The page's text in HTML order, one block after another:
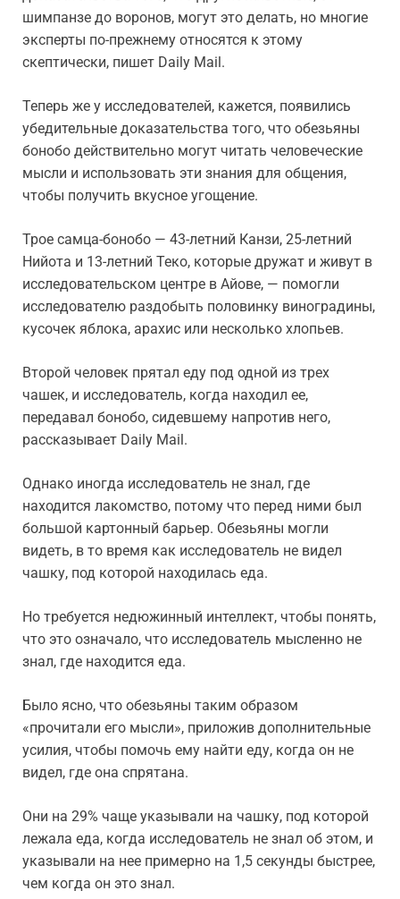
шимпанзе до воронов, могут это делать, но многие
эксперты по-прежнему относятся к этому
скептически, пишет Daily Mail.
Теперь же у исследователей, кажется, появились
убедительные доказательства того, что обезьяны
бонобо действительно могут читать человеческие
мысли и использовать эти знания для общения,
чтобы получить вкусное угощение.
Трое самца-бонобо — 43-летний Канзи, 25-летний
Нийота и 13-летний Теко, которые дружат и живут в
исследовательском центре в Айове, — помогли
исследователю раздобыть половинку виноградины,
кусочек яблока, арахис или несколько хлопьев.
Второй человек прятал еду под одной из трех
чашек, и исследователь, когда находил ее,
передавал бонобо, сидевшему напротив него,
рассказывает Daily Mail.
Однако иногда исследователь не знал, где
находится лакомство, потому что перед ними был
большой картонный барьер. Обезьяны могли
видеть, в то время как исследователь не видел
чашку, под которой находилась еда.
Но требуется недюжинный интеллект, чтобы понять,
что это означало, что исследователь мысленно не
знал, где находится еда.
Было ясно, что обезьяны таким образом
«прочитали его мысли», приложив дополнительные
усилия, чтобы помочь ему найти еду, когда он не
видел, где она спрятана.
Они на 29% чаще указывали на чашку, под которой
лежала еда, когда исследователь не знал об этом, и
указывали на нее примерно на 1,5 секунды быстрее,
чем когда он это знал.